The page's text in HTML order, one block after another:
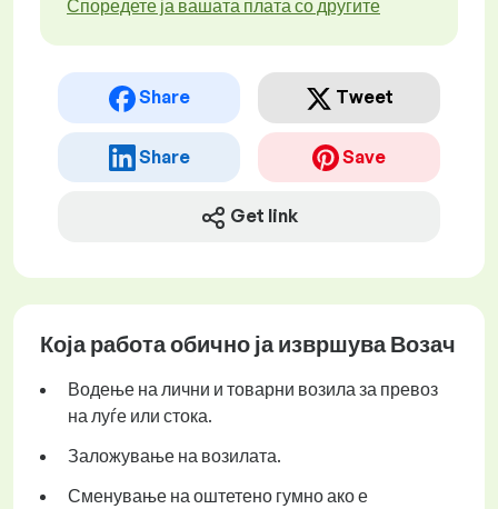
Споредете ја вашата плата со другите
Share Tweet
Share Save
Get link
Која работа обично ја извршува Возач
Водење на лични и товарни возила за превоз
на луѓе или стока.
Заложување на возилата.
Сменување на оштетено гумно ако е